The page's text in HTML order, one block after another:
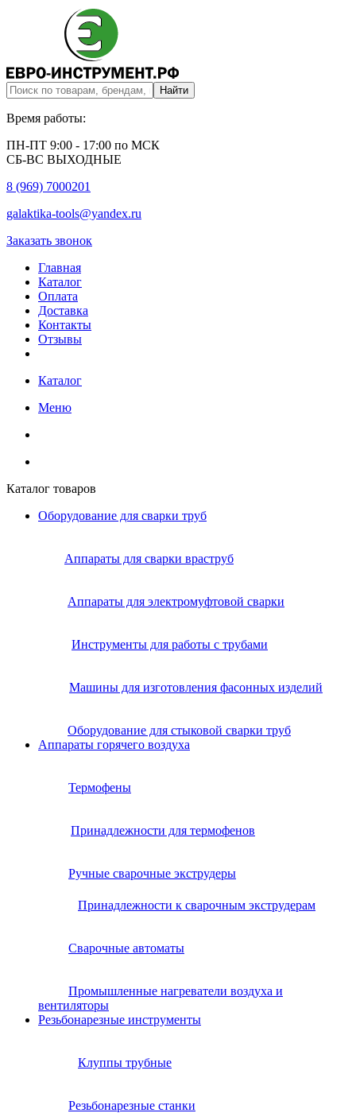
Время работы:
ПН-ПТ 9:00 - 17:00 по МСК
СБ-ВС ВЫХОДНЫЕ
8 (969) 7000201
galaktika-tools@yandex.ru
Заказать звонок
Главная
Каталог
Оплата
Доставка
Контакты
Отзывы
Каталог
Меню
Каталог товаров
Оборудование для сварки труб
Аппараты для сварки враструб
Аппараты для электромуфтовой сварки
Инструменты для работы с трубами
Машины для изготовления фасонных изделий
Оборудование для стыковой сварки труб
Аппараты горячего воздуха
Термофены
Принадлежности для термофенов
Ручные сварочные экструдеры
Принадлежности к сварочным экструдерам
Сварочные автоматы
Промышленные нагреватели воздуха и
вентиляторы
Резьбонарезные инструменты
Клуппы трубные
Резьбонарезные станки